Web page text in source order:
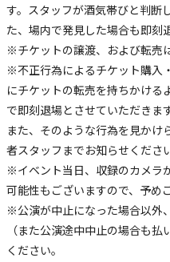
す。スタッフが酒気帯びと判断
た、場内で発見した場合も即刻
※チケットの譲渡、および転売
※不正行為によるチケット購入
にチケットの転売を持ちかける
で即刻退場とさせていただきます
また、そのような行為を見かけ
者スタッフまでお知らせくださ
※イベント当日、収録のカメラ
可能性もございますので、予め
※公演が中止になった場合以外
（また公演途中中止の場合も
ください。